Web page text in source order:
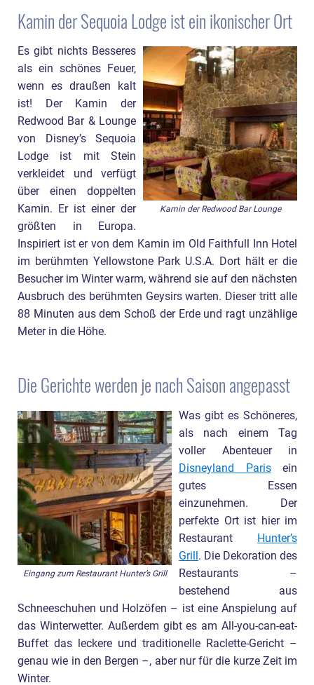
Kamin der Sequoia Lodge ist ein ikonischer Ort
Kamin der Redwood Bar Lounge
Es gibt nichts Besseres
als ein schönes Feuer,
wenn es draußen kalt
ist! Der Kamin der
Redwood Bar & Lounge
von Disney’s Sequoia
Lodge ist mit Stein
verkleidet und verfügt
über einen doppelten
Kamin. Er ist einer der
größten in Europa.
Inspiriert ist er von dem Kamin im Old Faithfull Inn Hotel
im berühmten Yellowstone Park U.S.A. Dort hält er die
Besucher im Winter warm, während sie auf den nächsten
Ausbruch des berühmten Geysirs warten. Dieser tritt alle
88 Minuten aus dem Schoß der Erde und ragt unzählige
Meter in die Höhe.
Die Gerichte werden je nach Saison angepasst
Eingang zum Restaurant Hunter’s Grill
Was gibt es Schöneres,
als nach einem Tag
voller Abenteuer in
Disneyland Parisein
gutes Essen
einzunehmen. Der
perfekte Ort ist hier im
Restaurant
Hunter’s
Grill . Die Dekoration des
Restaurants –
bestehend aus
Schneeschuhen und Holzöfen – ist eine Anspielung auf
das Winterwetter. Außerdem gibt es am All-you-can-eat-
Buffet das leckere und traditionelle Raclette-Gericht –
genau wie in den Bergen –, aber nur für die kurze Zeit im
Winter.